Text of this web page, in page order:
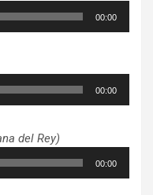
00:00
00:00
del Rey)
00:00